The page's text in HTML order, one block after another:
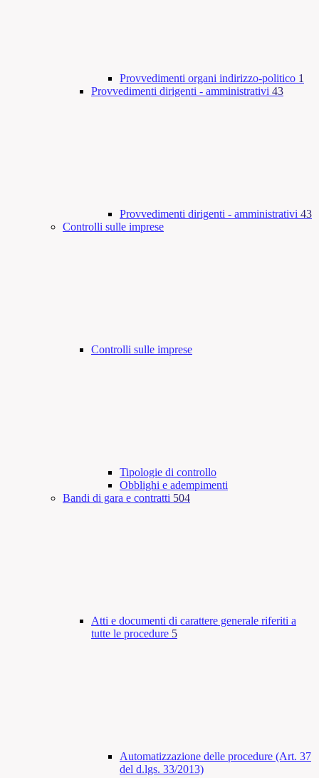
Provvedimenti organi indirizzo-politico 1
Provvedimenti dirigenti - amministrativi 43
Provvedimenti dirigenti - amministrativi 43
Controlli sulle imprese
Controlli sulle imprese
Tipologie di controllo
Obblighi e adempimenti
Bandi di gara e contratti 504
Atti e documenti di carattere generale riferiti a
tutte le procedure 5
Automatizzazione delle procedure (Art. 37
del d.lgs. 33/2013)